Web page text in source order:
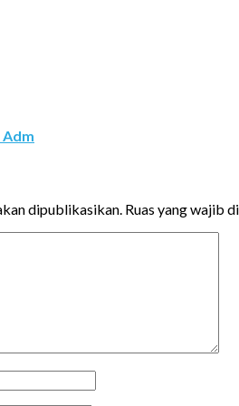
Adm
dipublikasikan. Ruas yang wajib